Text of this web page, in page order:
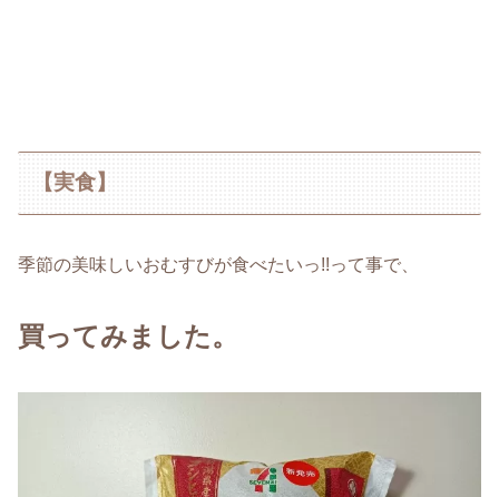
【実食】
季節の美味しいおむすびが食べたいっ!!って事で、
買ってみました。